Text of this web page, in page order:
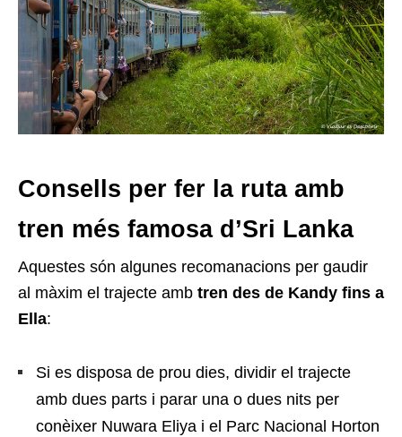
Consells per fer la ruta amb
tren més famosa d’Sri Lanka
Aquestes són algunes recomanacions per gaudir
al màxim el trajecte amb tren des de Kandy fins a
Ella:
Si es disposa de prou dies, dividir el trajecte
amb dues parts i parar una o dues nits per
conèixer Nuwara Eliya i el Parc Nacional Horton